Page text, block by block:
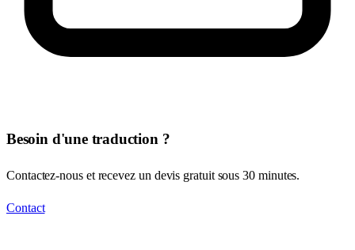
Besoin d'une traduction ?
Contactez-nous et recevez un devis gratuit sous 30 minutes.
Contact